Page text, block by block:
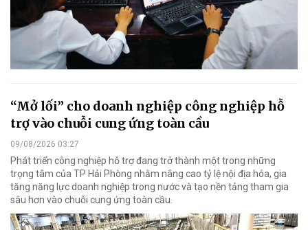
“Mở lối” cho doanh nghiệp công nghiệp hỗ
trợ vào chuỗi cung ứng toàn cầu
09/08/2026 03:27
Phát triển công nghiệp hỗ trợ đang trở thành một trong những
trọng tâm của TP Hải Phòng nhằm nâng cao tỷ lệ nội địa hóa, gia
tăng năng lực doanh nghiệp trong nước và tạo nền tảng tham gia
sâu hơn vào chuỗi cung ứng toàn cầu.